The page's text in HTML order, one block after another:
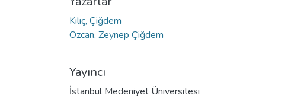
Kılıç, Çiğdem
Özcan, Zeynep Çiğdem
Yayıncı
İstanbul Medeniyet Üniversitesi